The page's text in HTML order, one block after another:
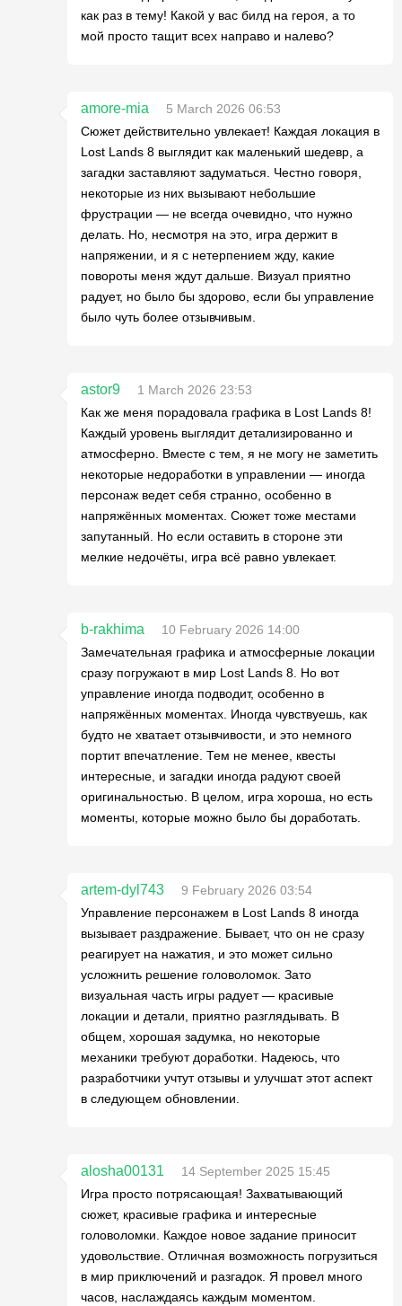
как раз в тему! Какой у вас билд на героя, а то
мой просто тащит всех направо и налево?
amore-mia
5 March 2026 06:53
Сюжет действительно увлекает! Каждая локация в
Lost Lands 8 выглядит как маленький шедевр, а
загадки заставляют задуматься. Честно говоря,
некоторые из них вызывают небольшие
фрустрации — не всегда очевидно, что нужно
делать. Но, несмотря на это, игра держит в
напряжении, и я с нетерпением жду, какие
повороты меня ждут дальше. Визуал приятно
радует, но было бы здорово, если бы управление
было чуть более отзывчивым.
astor9
1 March 2026 23:53
Как же меня порадовала графика в Lost Lands 8!
Каждый уровень выглядит детализированно и
атмосферно. Вместе с тем, я не могу не заметить
некоторые недоработки в управлении — иногда
персонаж ведет себя странно, особенно в
напряжённых моментах. Сюжет тоже местами
запутанный. Но если оставить в стороне эти
мелкие недочёты, игра всё равно увлекает.
b-rakhima
10 February 2026 14:00
Замечательная графика и атмосферные локации
сразу погружают в мир Lost Lands 8. Но вот
управление иногда подводит, особенно в
напряжённых моментах. Иногда чувствуешь, как
будто не хватает отзывчивости, и это немного
портит впечатление. Тем не менее, квесты
интересные, и загадки иногда радуют своей
оригинальностью. В целом, игра хороша, но есть
моменты, которые можно было бы доработать.
artem-dyl743
9 February 2026 03:54
Управление персонажем в Lost Lands 8 иногда
вызывает раздражение. Бывает, что он не сразу
реагирует на нажатия, и это может сильно
усложнить решение головоломок. Зато
визуальная часть игры радует — красивые
локации и детали, приятно разглядывать. В
общем, хорошая задумка, но некоторые
механики требуют доработки. Надеюсь, что
разработчики учтут отзывы и улучшат этот аспект
в следующем обновлении.
alosha00131
14 September 2025 15:45
Игра просто потрясающая! Захватывающий
сюжет, красивые графика и интересные
головоломки. Каждое новое задание приносит
удовольствие. Отличная возможность погрузиться
в мир приключений и разгадок. Я провел много
часов, наслаждаясь каждым моментом.